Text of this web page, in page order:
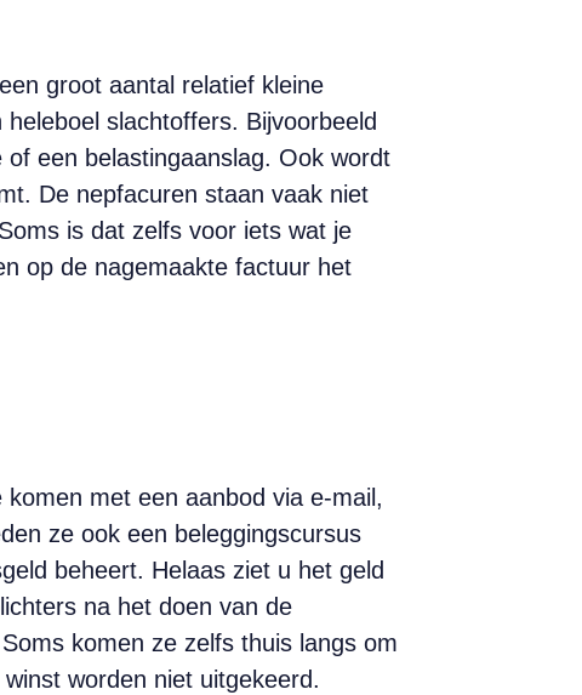
groot aantal relatief kleine
slachtoffers. Bijvoorbeeld
een belastingaanslag. Ook wordt
De nep­facuren staan vaak niet
is dat zelfs voor iets wat je
op de nagemaakte ­factuur het
met een aanbod via e-mail,
ze ook een beleggings­cursus
beheert. Helaas ziet u het geld
na het doen van de
komen ze zelfs thuis langs om
worden niet uitgekeerd.